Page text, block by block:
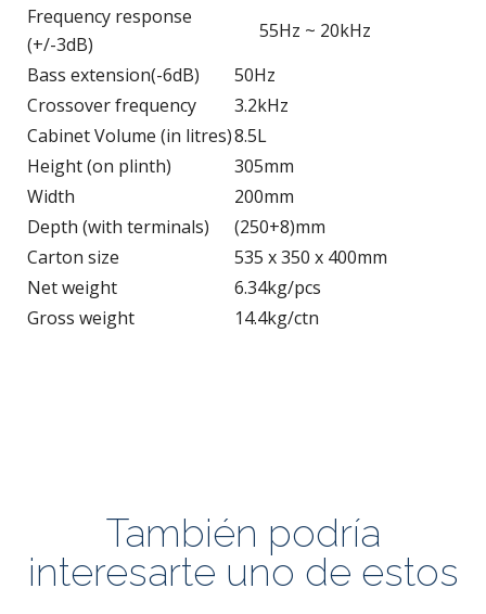
Frequency response
(+/-3dB)
55Hz ~ 20kHz
Bass extension(-6dB)
50Hz
Crossover frequency
3.2kHz
Cabinet Volume (in litres)8.5L
Height (on plinth)
305mm
Width
200mm
Depth (with terminals)
(250+8)mm
Carton size
535 x 350 x 400mm
Net weight
6.34kg/pcs
Gross weight
14.4kg/ctn
También podría
interesarte uno de estos